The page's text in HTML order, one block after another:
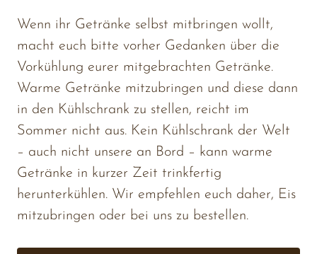
Wenn ihr Getränke selbst mitbringen
macht euch bitte vorher Gedanken über
Vorkühlung eurer mitgebrachten
Warme Getränke mitzubringen und diese
in den Kühlschrank zu stellen, reicht
Sommer nicht aus. Kein Kühlschrank der
– auch nicht unsere an Bord – kann
Getränke in kurzer Zeit
herunterkühlen. Wir empfehlen euch daher,
mitzubringen oder bei uns zu bestellen.